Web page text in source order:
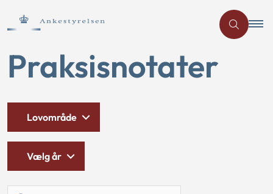
Praksisnotater
Lovområde
Vælg år